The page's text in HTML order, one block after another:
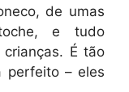
de umas
e tudo
É tão
perfeito – eles